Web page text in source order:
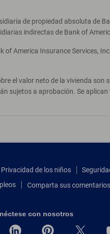
de propiedad absoluta de
indirectas de Bank of
America Insurance Services,
el valor neto de la vivienda
sujetos a aprobación. Se
Privacidad de los niños
Comparta sus comentarios
con nosotros